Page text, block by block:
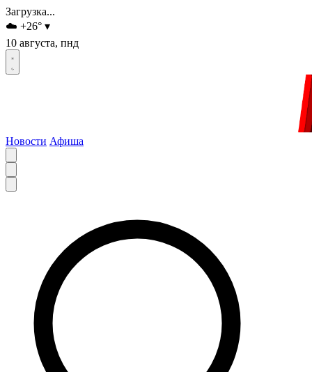
Загрузка...
☁️ +26° ▾
10 августа, пнд
Новости Афиша